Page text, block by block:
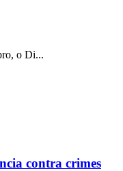
o Di...
contra crimes